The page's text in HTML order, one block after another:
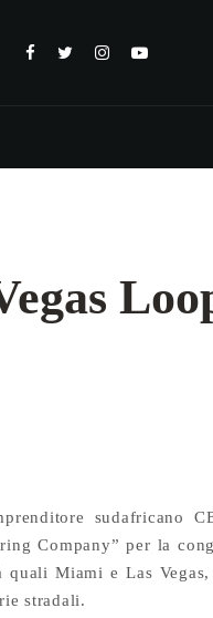
sudafricano
Company” per la
quali Miami e Las
stradali.